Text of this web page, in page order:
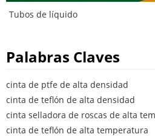
Tubos de líquido
Palabras Claves
cinta de ptfe de alta densidad
cinta de teflón de alta densidad
cinta selladora de roscas de alta
cinta de teflón de alta temperatura